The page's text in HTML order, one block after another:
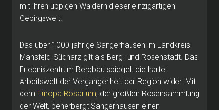
mit ihren üppigen Wäldern dieser einzigartigen
Gebirgswelt.
Das über 1000-jährige Sangerhausen im Landkreis
Mansfeld-Südharz gilt als Berg- und Rosenstadt. Das
Erlebniszentrum Bergbau spiegelt die harte
Arbeitswelt der Vergangenheit der Region wider. Mit
dem Europa Rosarium, der größten Rosensammlung
der Welt, beherbergt Sangerhausen einen